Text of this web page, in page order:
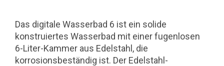
Das digitale Wasserbad 6 ist ein solide
konstruiertes Wasserbad mit einer fugenlosen
6-Liter-Kammer aus Edelstahl, die
korrosionsbeständig ist. Der Edelstahl-